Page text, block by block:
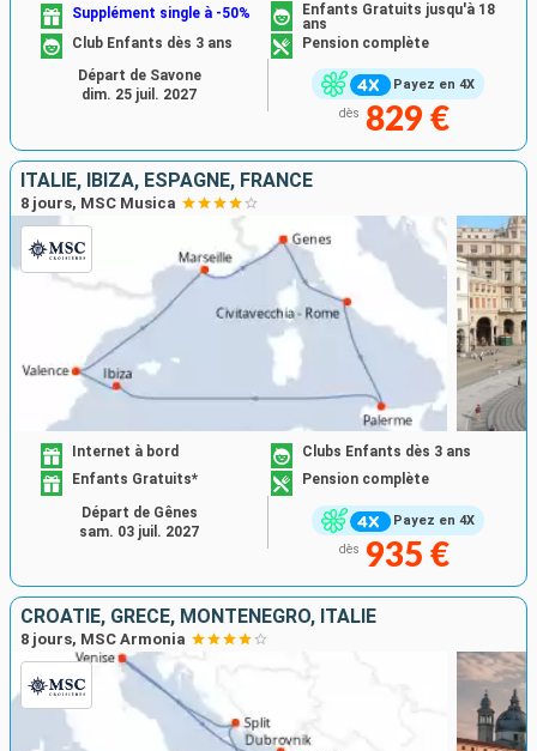
Payez en 4X
Supplément single à -50%
Enfants Gratuits jusqu'à 18
ans
Club Enfants dès 3 ans
Pension complète
dès 829 €
Départ de Savone
dim. 25 juil. 2027
ITALIE, IBIZA, ESPAGNE, FRANCE
8 jours, MSC Musica
Payez en 4X
Internet à bord
Clubs Enfants dès 3 ans
Enfants Gratuits*
Pension complète
dès 935 €
Départ de Gênes
sam. 03 juil. 2027
CROATIE, GRÈCE, MONTÉNÉGRO, ITALIE
8 jours, MSC Armonia